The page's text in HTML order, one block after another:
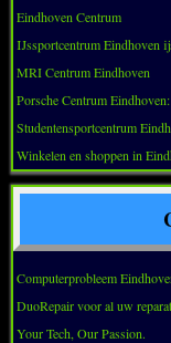
Eindhoven Centrum
IJssportcentrum Eindhoven
MRI Centrum Eindhoven
Porsche Centrum
Studentensportcentrum
Winkelen en shoppen in
Computerprobleem
DuoRepair voor al uw
Your Tech, Our Passion.